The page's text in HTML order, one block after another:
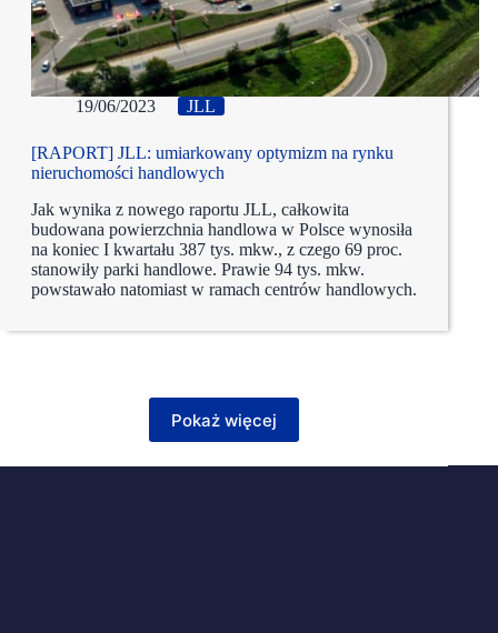
19/06/2023 JLL
[RAPORT] JLL: umiarkowany optymizm na rynku
nieruchomości handlowych
Jak wynika z nowego raportu JLL, całkowita
budowana powierzchnia handlowa w Polsce wynosiła
na koniec I kwartału 387 tys. mkw., z czego 69 proc.
stanowiły parki handlowe. Prawie 94 tys. mkw.
powstawało natomiast w ramach centrów handlowych.
Pokaż więcej